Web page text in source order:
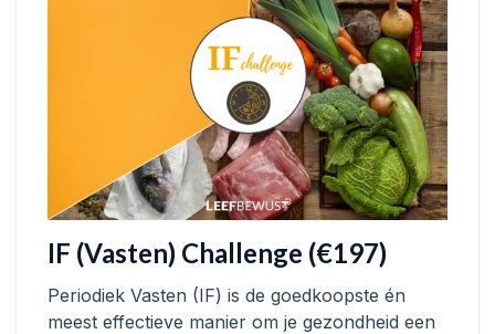
IF (Vasten) Challenge (€197)
Periodiek Vasten (IF) is de goedkoopste én
meest effectieve manier om je gezondheid een